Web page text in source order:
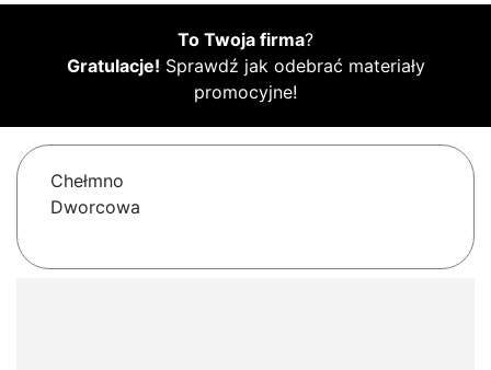
To Twoja firma?
Gratulacje! Sprawdź jak odebrać materiały
promocyjne!
Chełmno
Dworcowa